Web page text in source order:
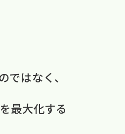
はなく、
最大化する​